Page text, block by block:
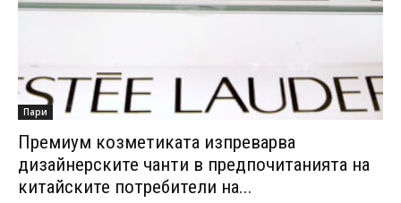
Пари
Премиум козметиката изпреварва
дизайнерските чанти в предпочитанията на
китайските потребители на...